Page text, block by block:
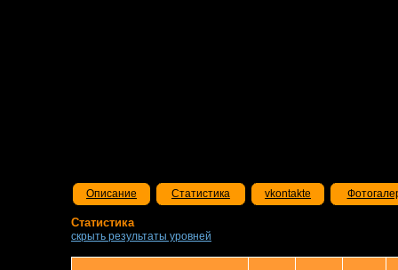
Описание Статистика vkontakte
Статистика
скрыть результаты уровней